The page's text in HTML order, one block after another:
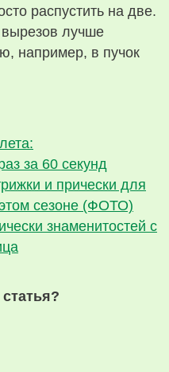
распустить на две.
лучше
например, в пучок
за 60 секунд
и прически для
сезоне (ФОТО)
знаменитостей с